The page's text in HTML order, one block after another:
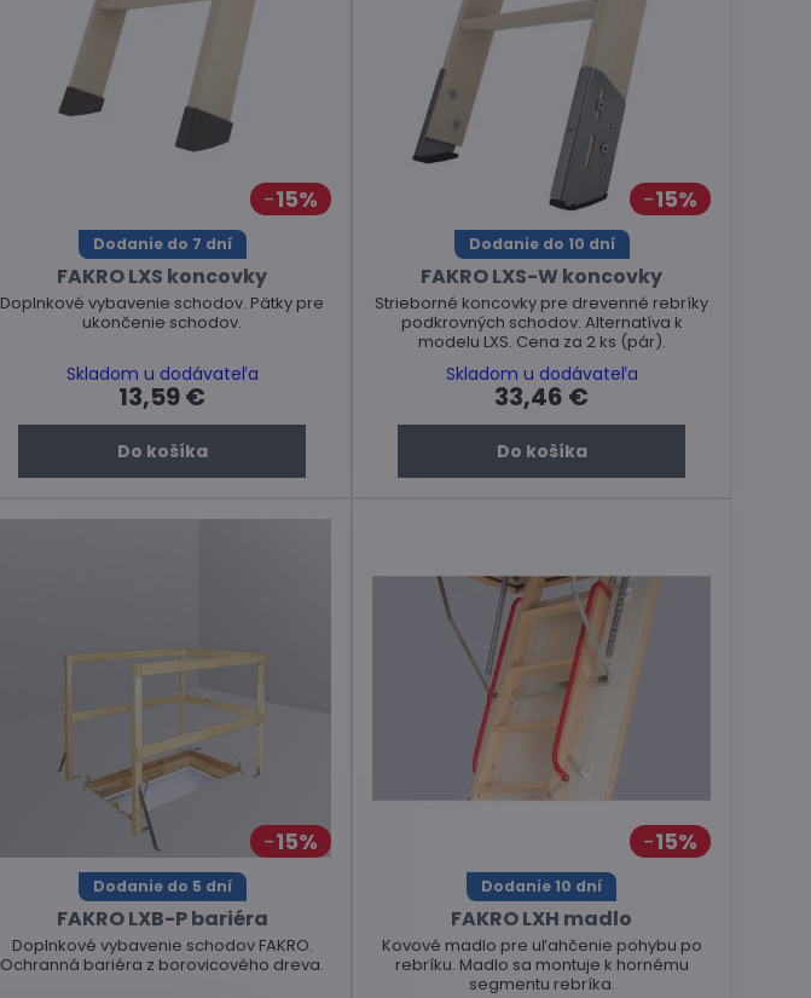
15%
Dodanie do 7 dní
FAKRO LXS koncovky
Doplnkové vybavenie schodov. Pätky pre
ukončenie schodov.
Skladom u dodávateľa
13,59 €
Do košíka
15%
Dodanie do 10 dní
FAKRO LXS-W koncovky
Strieborné koncovky pre drevenné rebríky
podkrovných schodov. Alternatíva k
modelu LXS. Cena za 2 ks (pár).
Skladom u dodávateľa
33,46 €
Do košíka
15%
Dodanie do 5 dní
FAKRO LXB-P bariéra
Doplnkové vybavenie schodov FAKRO.
Ochranná bariéra z borovicového dreva.
15%
Dodanie 10 dní
FAKRO LXH madlo
Kovové madlo pre uľahčenie pohybu po
rebríku. Madlo sa montuje k hornému
segmentu rebríka.